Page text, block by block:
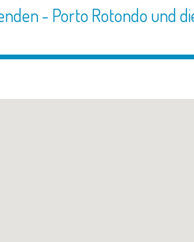
- Porto Rotondo und